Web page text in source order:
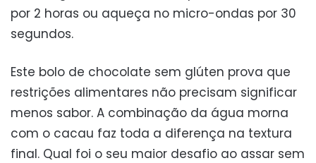
por 2 horas ou aqueça no micro-ondas por 30
segundos.
Este bolo de chocolate sem glúten prova que
restrições alimentares não precisam significar
menos sabor. A combinação da água morna
com o cacau faz toda a diferença na textura
final. Qual foi o seu maior desafio ao assar sem